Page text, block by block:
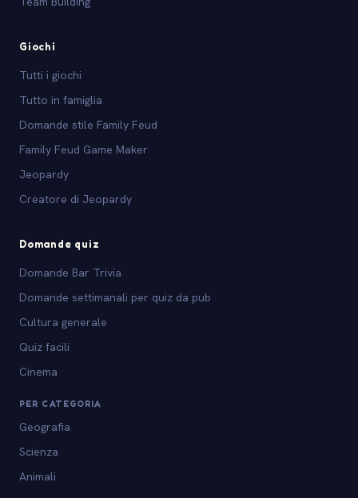
Giochi
Tutti i giochi
Tutto in famiglia
Domande stile Family Feud
Family Feud Game Maker
Jeopardy
Creatore di Jeopardy
Domande quiz
Domande Bar Trivia
Domande settimanali per quiz da pub
Cultura generale
Quiz facili
Cinema
PER CATEGORIA
Geografia
Scienza
Animali